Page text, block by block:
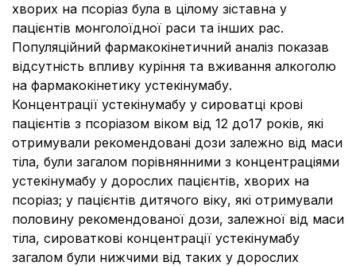
хворих на псоріаз була в цілому зіставна у
пацієнтів монголоїдної раси та інших рас.
Популяційний фармакокінетичний аналіз показав
відсутність впливу куріння та вживання алкоголю
на фармакокінетику устекінумабу.
Концентрації устекінумабу у сироватці крові
пацієнтів з псоріазом віком від 12 до17 років, які
отримували рекомендовані дози залежно від маси
тіла, були загалом порівнянними з концентраціями
устекінумабу у дорослих пацієнтів, хворих на
псоріаз; у пацієнтів дитячого віку, які отримували
половину рекомендованої дози, залежної від маси
тіла, сироваткові концентрації устекінумабу
загалом були нижчими від таких у дорослих